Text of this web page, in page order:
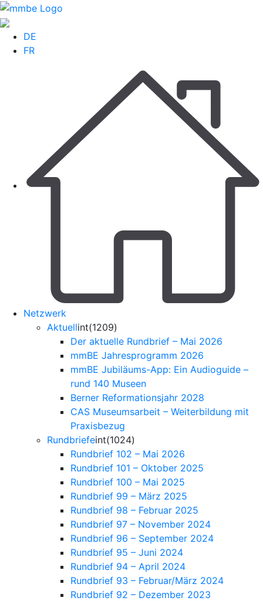
DE
FR
Netzwerk
Aktuellint(1209)
Der aktuelle Rundbrief – Mai 2026
mmBE Jahresprogramm 2026
mmBE Jubiläums-App: Ein Audioguide –
rund 140 Museen
Berner Reformationsjahr 2028
CAS Museumsarbeit – Weiterbildung mit
Praxisbezug
Rundbriefeint(1024)
Rundbrief 102 – Mai 2026
Rundbrief 101 – Oktober 2025
Rundbrief 100 – Mai 2025
Rundbrief 99 – März 2025
Rundbrief 98 – Februar 2025
Rundbrief 97 – November 2024
Rundbrief 96 – September 2024
Rundbrief 95 – Juni 2024
Rundbrief 94 – April 2024
Rundbrief 93 – Februar/März 2024
Rundbrief 92 – Dezember 2023